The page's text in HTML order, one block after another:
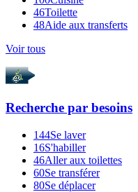
46Toilette
48Aide aux transferts
Voir tous
Recherche par besoins
144Se laver
16S'habiller
46Aller aux toilettes
60Se transférer
80Se déplacer